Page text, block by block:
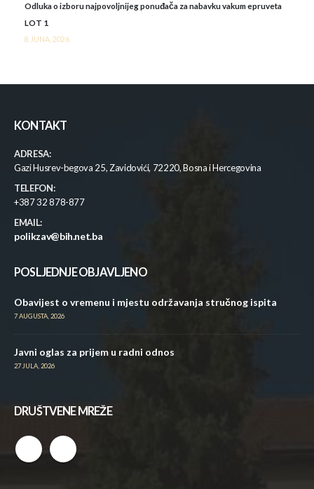
Odluka o izboru najpovoljnijeg ponuđača za nabavku vakum epruveta
LOT 1
8 JUNA, 2026
KONTAKT
ADRESA:
Gazi Husrev-begova 25, Zavidovići, 72220, Bosna i Hercegovina
TELEFON:
+387 32 878-877
EMAIL:
polikzav@bih.net.ba
POSLJEDNJE OBJAVLJENO
Obavijest o vremenu i mjestu održavanja stručnog ispita
7 AUGUSTA, 2026
Javni oglas za prijem u radni odnos
27 JULA, 2026
DRUŠTVENE MREŽE